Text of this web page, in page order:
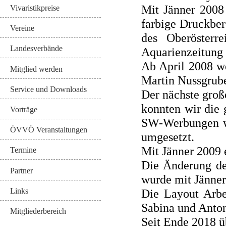
Vivaristikpreise
Vereine
Landesverbände
Mitglied werden
Service und Downloads
Vorträge
ÖVVÖ Veranstaltungen
Termine
Partner
Links
Mitgliederbereich
Mit Jänner
farbige
des
Ab April 2008
Martin
Der nächste
konnten wir die
SW-
umgesetzt.
Mit Jänner 2009
Die Änderung
wurde mit
Die Layout
Sabina und
Seit Ende 2018